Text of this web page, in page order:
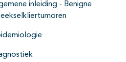
inleiding - Benigne